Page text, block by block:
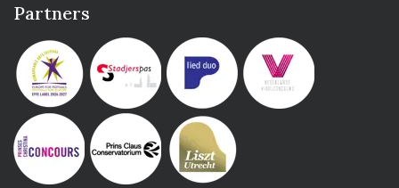
Partners